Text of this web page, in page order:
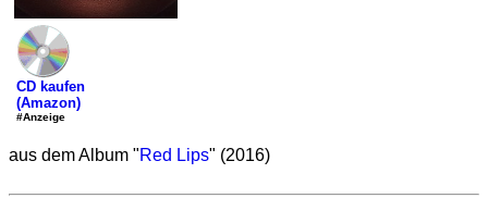
CD kaufen
(Amazon)
#Anzeige
aus dem Album "Red Lips" (2016)